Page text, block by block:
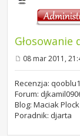
Głosowanie
o
s
08 mar 2011,
Recenzja:
Forum:
Blog: Maciak Plock
Poradnik: djarta